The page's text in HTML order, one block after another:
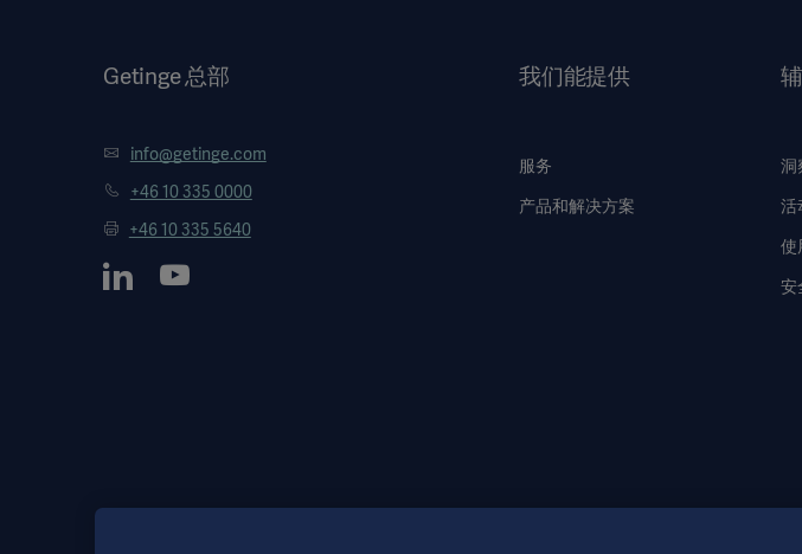
Getinge 总部
info@getinge.com
+46 10 335 0000
+46 10 335 5640
我们能提供
服务
产品和解决方案
洞
活
使
安